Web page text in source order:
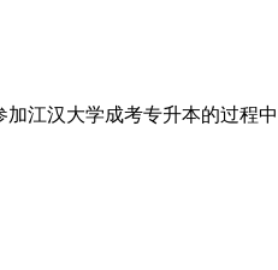
江汉大学成考专升本的过程